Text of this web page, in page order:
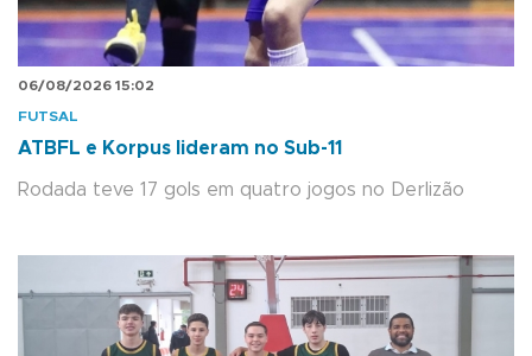
06/08/2026 15:02
FUTSAL
ATBFL e Korpus lideram no Sub-11
Rodada teve 17 gols em quatro jogos no Derlizão